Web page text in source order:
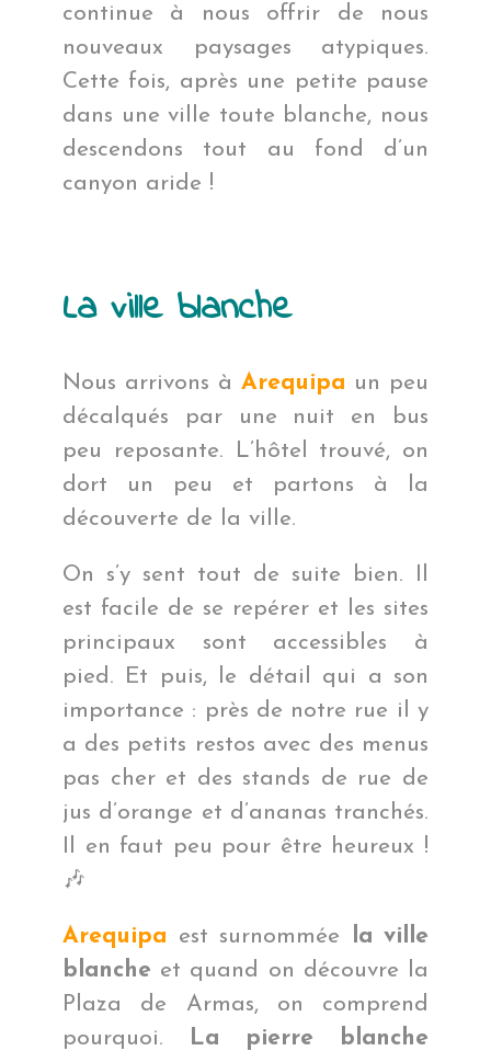
continue à nous offrir de nous
nouveaux paysages atypiques.
Cette fois, après une petite pause
dans une ville toute blanche, nous
descendons tout au fond d’un
canyon aride !
La ville blanche
Nous arrivons à Arequipa un peu
décalqués par une nuit en bus
peu reposante. L’hôtel trouvé, on
dort un peu et partons à la
découverte de la ville.
On s’y sent tout de suite bien. Il
est facile de se repérer et les sites
principaux sont accessibles à
pied. Et puis, le détail qui a son
importance : près de notre rue il y
a des petits restos avec des menus
pas cher et des stands de rue de
jus d’orange et d’ananas tranchés.
Il en faut peu pour être heureux !
🎶
Arequipa est surnommée
la ville
blanche et quand on découvre la
Plaza de Armas, on comprend
pourquoi.
La pierre blanche